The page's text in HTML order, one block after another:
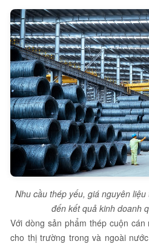
Nhu cầu thép yếu, giá nguyên
đến kết quả kinh doanh
Với dòng sản phẩm thép cuộn
cho thị trường trong và ngoài